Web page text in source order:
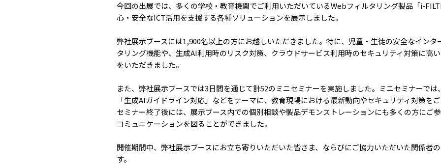
今回の出展では、多くの学校・教育機関でご利用いただいているWebフィルタリング製品「i-
心・安全なICT活用を支援する各種ソリューションを展示しました。
弊社展示ブースには1,900名以上の方にお越しいただきました。特に、児童・生徒の安全なイン
タリング機能や、生成AI利用時のリスク対策、クラウドサービス利用時のセキュリティ対策に高
をいただきました。
また、弊社展示ブースでは3日間を通じて計52のミニセミナーを実施しました。ミニセミナーで
「生成AIガイドライン対応」などをテーマに、教育現場における最新動向やセキュリティ対策を
セミナー終了後には、展示ブース内での個別相談や製品デモンストレーションにも多くの方にご
コミュニケーションを図ることができました。
開催期間中、弊社展示ブースにお立ち寄りいただいた皆さま、ならびにご協力いただいた関係者
す。